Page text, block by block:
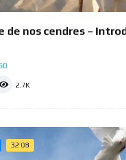
de nos cendres –
2.7K
32:08